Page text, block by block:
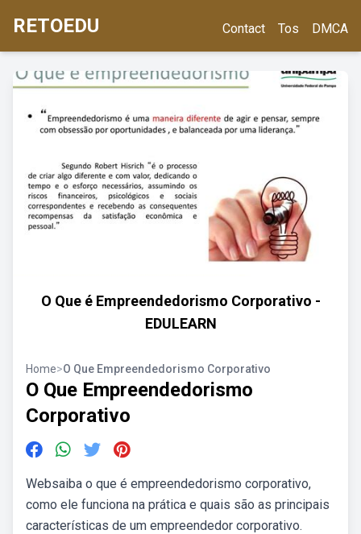
RETOEDU Contact Tos DMCA
O Que é Empreendedorismo Corporativo -
EDULEARN
Home>O Que Empreendedorismo Corporativo
O Que Empreendedorismo
Corporativo
Websaiba o que é empreendedorismo corporativo,
como ele funciona na prática e quais são as principais
características de um empreendedor corporativo.